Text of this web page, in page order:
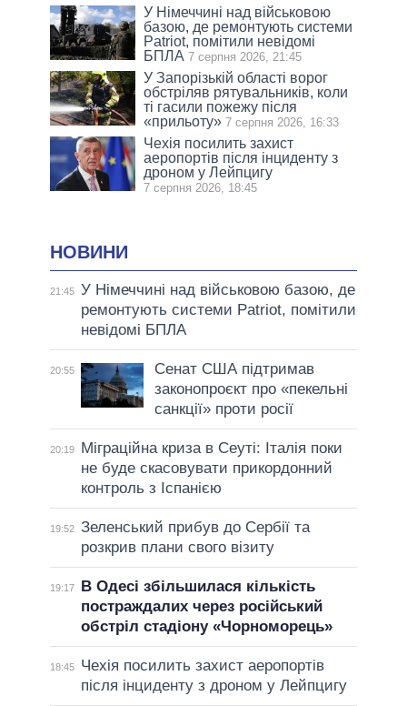
У Німеччині над військовою
базою, де ремонтують системи
Patriot, помітили невідомі
БПЛА 7 серпня 2026, 21:45
У Запорізькій області ворог
обстріляв рятувальників, коли
ті гасили пожежу після
«прильоту» 7 серпня 2026, 16:33
Чехія посилить захист
аеропортів після інциденту з
дроном у Лейпцигу
7 серпня 2026, 18:45
НОВИНИ
21:45 У Німеччині над військовою базою, де
ремонтують системи Patriot, помітили
невідомі БПЛА
20:55
Сенат США підтримав
законопроєкт про «пекельні
санкції» проти росії
20:19
Міграційна криза в Сеуті: Італія поки
не буде скасовувати прикордонний
контроль з Іспанією
19:52 Зеленський прибув до Сербії та
розкрив плани свого візиту
19:17
В Одесі збільшилася кількість
постраждалих через російський
обстріл стадіону «Чорноморець»
18:45
Чехія посилить захист аеропортів
після інциденту з дроном у Лейпцигу